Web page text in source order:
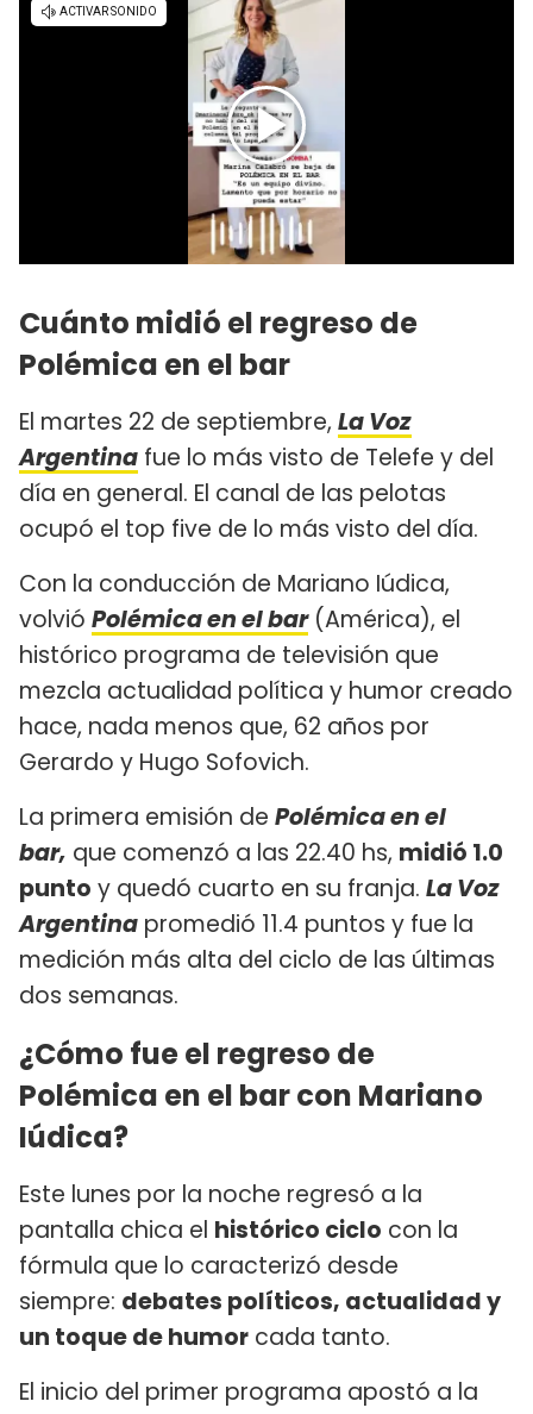
Cuánto midió el regreso de
Polémica en el bar
El martes 22 de septiembre, La Voz
Argentina fue lo más visto de Telefe y del
día en general. El canal de las pelotas
ocupó el top five de lo más visto del día.
Con la conducción de Mariano Iúdica,
volvió Polémica en el bar(América), el
histórico programa de televisión que
mezcla actualidad política y humor creado
hace, nada menos que, 62 años por
Gerardo y Hugo Sofovich.
La primera emisión de Polémica en el
bar, que comenzó a las 22.40 hs, midió 1.0
punto y quedó cuarto en su franja. La Voz
Argentina promedió 11.4 puntos y fue la
medición más alta del ciclo de las últimas
dos semanas.
¿Cómo fue el regreso de
Polémica en el bar con Mariano
Iúdica?
Este lunes por la noche regresó a la
pantalla chica el histórico ciclo con la
fórmula que lo caracterizó desde
siempre: debates políticos, actualidad y
un toque de humor cada tanto.
El inicio del primer programa apostó a la